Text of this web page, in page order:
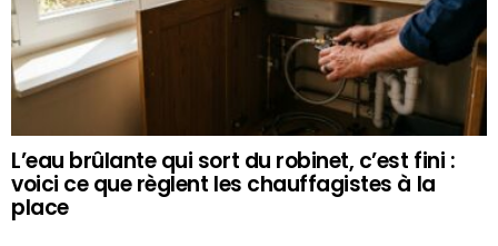
L’eau brûlante qui sort du robinet, c’est fini :
voici ce que règlent les chauffagistes à la
place